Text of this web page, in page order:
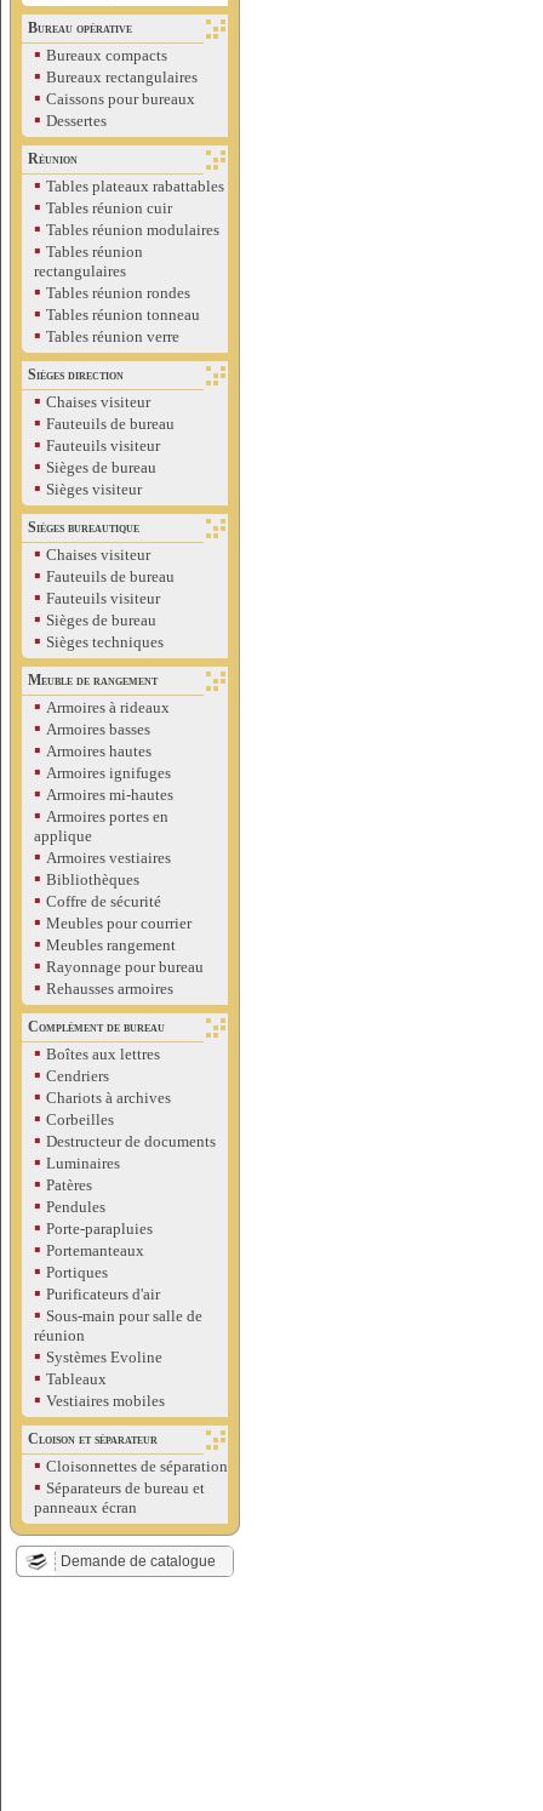
Bureau opérative
▪ Bureaux compacts
▪ Bureaux rectangulaires
▪ Caissons pour bureaux
▪ Dessertes
Réunion
▪ Tables plateaux rabattables
▪ Tables réunion cuir
▪ Tables réunion modulaires
▪ Tables réunion
rectangulaires
▪ Tables réunion rondes
▪ Tables réunion tonneau
▪ Tables réunion verre
Sièges direction
▪ Chaises visiteur
▪ Fauteuils de bureau
▪ Fauteuils visiteur
▪ Sièges de bureau
▪ Sièges visiteur
Sièges bureautique
▪ Chaises visiteur
▪ Fauteuils de bureau
▪ Fauteuils visiteur
▪ Sièges de bureau
▪ Sièges techniques
Meuble de rangement
▪ Armoires à rideaux
▪ Armoires basses
▪ Armoires hautes
▪ Armoires ignifuges
▪ Armoires mi-hautes
▪ Armoires portes en
applique
▪ Armoires vestiaires
▪ Bibliothèques
▪ Coffre de sécurité
▪ Meubles pour courrier
▪ Meubles rangement
▪ Rayonnage pour bureau
▪ Rehausses armoires
Complément de bureau
▪ Boîtes aux lettres
▪ Cendriers
▪ Chariots à archives
▪ Corbeilles
▪ Destructeur de documents
▪ Luminaires
▪ Patères
▪ Pendules
▪ Porte-parapluies
▪ Portemanteaux
▪ Portiques
▪ Purificateurs d'air
▪ Sous-main pour salle de
réunion
▪ Systèmes Evoline
▪ Tableaux
▪ Vestiaires mobiles
Cloison et séparateur
▪ Cloisonnettes de séparation
▪ Séparateurs de bureau et
panneaux écran
Demande de catalogue